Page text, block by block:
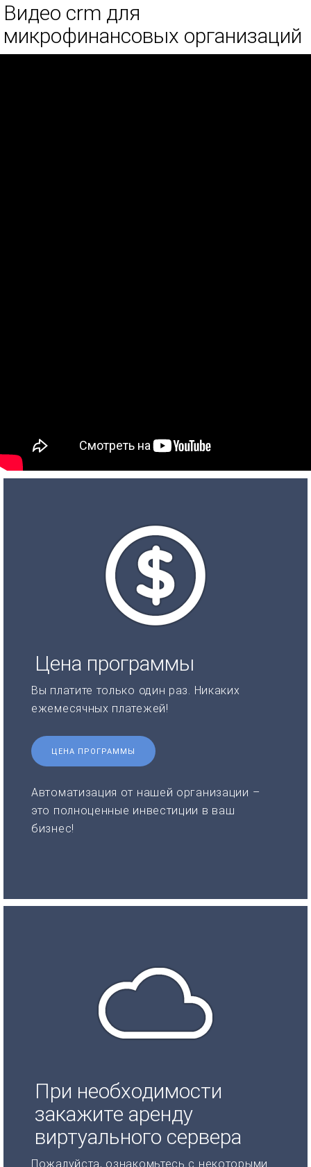
Видео crm для
микрофинансовых организаций
Цена программы
Вы платите только один раз. Никаких
ежемесячных платежей!
ЦЕНА ПРОГРАММЫ
Автоматизация от нашей организации –
это полноценные инвестиции в ваш
бизнес!
При необходимости
закажите аренду
виртуального сервера
Пожалуйста, ознакомьтесь с некоторыми